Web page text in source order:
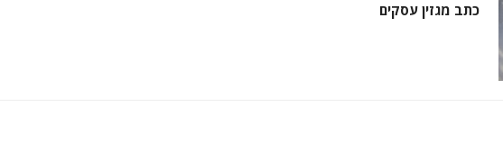
כתב מגזין עסקים